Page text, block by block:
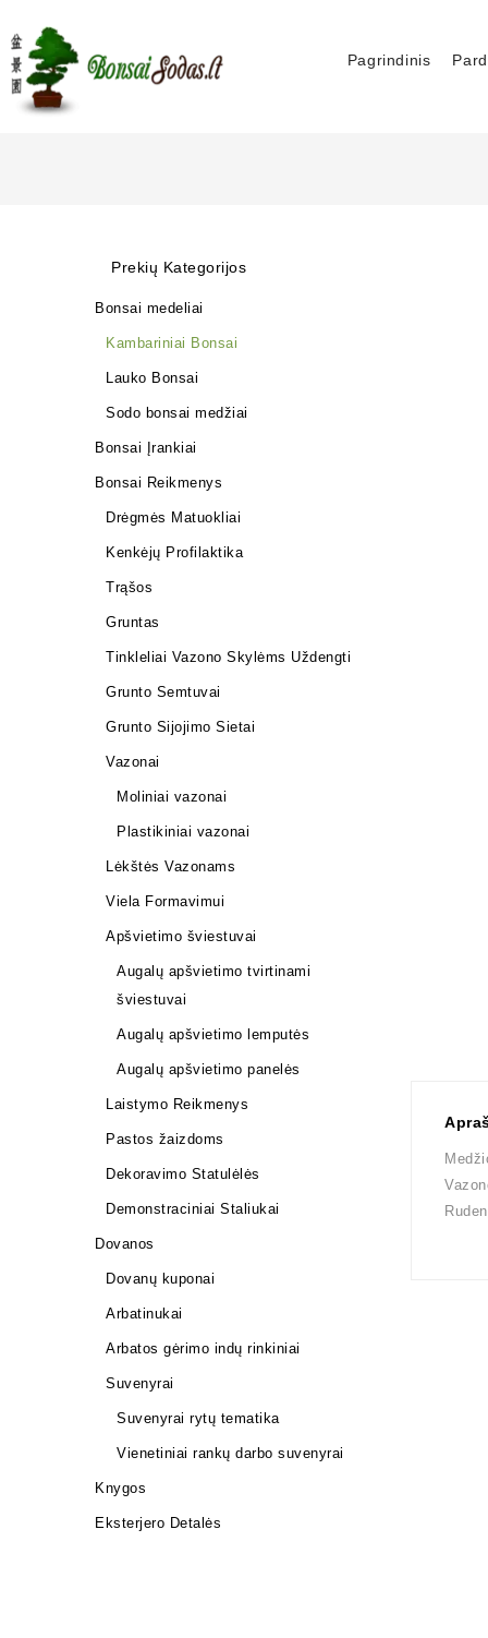
Pagrindinis
Prekių Kategorijos
Bonsai medeliai
Kambariniai Bonsai
Lauko Bonsai
Sodo bonsai medžiai
Bonsai Įrankiai
Bonsai Reikmenys
Drėgmės Matuokliai
Kenkėjų Profilaktika
Trąšos
Gruntas
Tinkleliai Vazono Skylėms Uždengti
Grunto Semtuvai
Grunto Sijojimo Sietai
Vazonai
Moliniai vazonai
Plastikiniai vazonai
Lėkštės Vazonams
Viela Formavimui
Apšvietimo šviestuvai
Augalų apšvietimo tvirtinami
šviestuvai
Augalų apšvietimo lemputės
Augalų apšvietimo panelės
Laistymo Reikmenys
Pastos žaizdoms
Dekoravimo Statulėlės
Demonstraciniai Staliukai
Dovanos
Dovanų kuponai
Arbatinukai
Arbatos gėrimo indų rinkiniai
Suvenyrai
Suvenyrai rytų tematika
Vienetiniai rankų darbo suvenyrai
Knygos
Eksterjero Detalės